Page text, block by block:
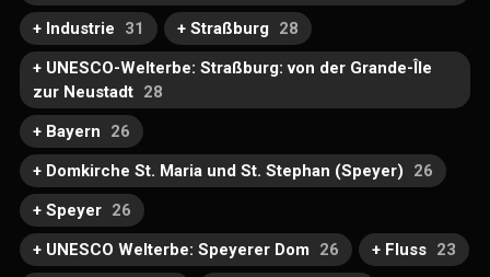
+ Industrie
31 + Straßburg
28
+ UNESCO-Welterbe: Straßburg: von der Grande-Île
zur Neustadt 28
+ Bayern
26
+ Domkirche St. Maria und St. Stephan (Speyer)
26
+ Speyer 26
+ UNESCO Welterbe: Speyerer Dom
26 + Fluss 23